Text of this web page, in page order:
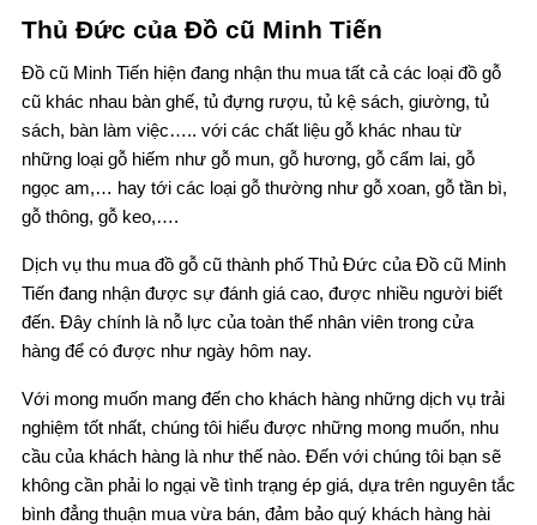
Thủ Đức của Đồ cũ Minh Tiến
Đồ cũ Minh Tiến hiện đang nhận thu mua tất cả các loại đồ gỗ
cũ khác nhau bàn ghế, tủ đựng rượu, tủ kệ sách, giường, tủ
sách, bàn làm việc….. với các chất liệu gỗ khác nhau từ
những loại gỗ hiếm như gỗ mun, gỗ hương, gỗ cẩm lai, gỗ
ngọc am,… hay tới các loại gỗ thường như gỗ xoan, gỗ tần bì,
gỗ thông, gỗ keo,….
Dịch vụ thu mua đồ gỗ cũ thành phố Thủ Đức của Đồ cũ Minh
Tiến đang nhận được sự đánh giá cao, được nhiều người biết
đến. Đây chính là nỗ lực của toàn thể nhân viên trong cửa
hàng để có được như ngày hôm nay.
Với mong muốn mang đến cho khách hàng những dịch vụ trải
nghiệm tốt nhất, chúng tôi hiểu được những mong muốn, nhu
cầu của khách hàng là như thế nào. Đến với chúng tôi bạn sẽ
không cần phải lo ngại về tình trạng ép giá, dựa trên nguyên tắc
bình đẳng thuận mua vừa bán, đảm bảo quý khách hàng hài